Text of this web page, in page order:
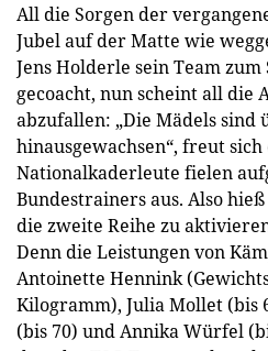
All die Sorgen der
Jubel auf der Matte wie
Jens Holderle sein Team
gecoacht, nun scheint all die
abzufallen: „Die Mädels sind
hinausgewachsen“, freut
Nationalkaderleute fielen
Bundestrainers aus. Also
die zweite Reihe zu
Denn die Leistungen von
Antoinette Hennink
Kilogramm), Julia Mollet (bis
(bis 70) und Annika Würfel